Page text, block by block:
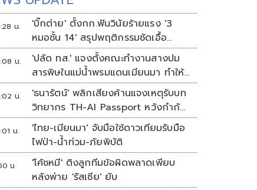
น.
'บิ๊กต่าย' ตั้งกก.ฟันวินัยร้ายแรง '3
หมอชั้น 14' สรุปพฤติกรรมชัดเอื้อ
'ทักษิณ'
น.
'ปลัด ทส.' แจงตั้งคณะทำงานสางปม
สารพิษในแม่น้ำพรมแดนเมียนมา ทำให้
แก้ปัญหารวดเร็ว
น.
'ธนารัตน์' พลิกเสียงค้านแจงเหตุรับบท
วิทยากร TH-AI Passport หวังกำกับ
ใช้งบเหมาะสม ชูจุดเด่นคนไทยได้ใช้ AI
ระดับโปร ลดเหลื่อมล้ำทางเทคโนโลยี
เซฟงบไปกว่า900ล้าน เชื่อหากใช้เต็มที่
เอกชนขาดทุนย่อยยับ
น.
'ไทย-เมียนมา' จับมือใช้ดาวเทียมรับมือ
ไฟป่า-น้ำท่วม-ภัยพิบัติ
น.
'โค้ชหมี' ติงลูกทีมข้อผิดพลาดเพียบ
หลังพ่าย 'รัสเซีย' ยับ